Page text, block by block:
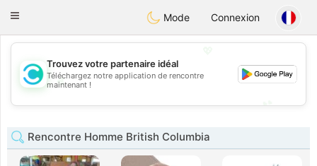
olombiaCitas
Toggle
Mode Connexion
💖
💕
Trouvez votre partenaire idéal
Téléchargez notre application de rencontre
maintenant !
Rencontre Homme British Columbia